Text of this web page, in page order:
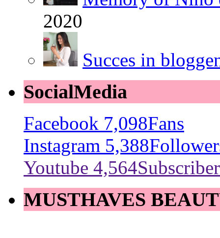
2020
Succes in
SocialMedia
Facebook 7,098Fans
Instagram 5,388
Youtube 4,564Subscriber
MUSTHAVES